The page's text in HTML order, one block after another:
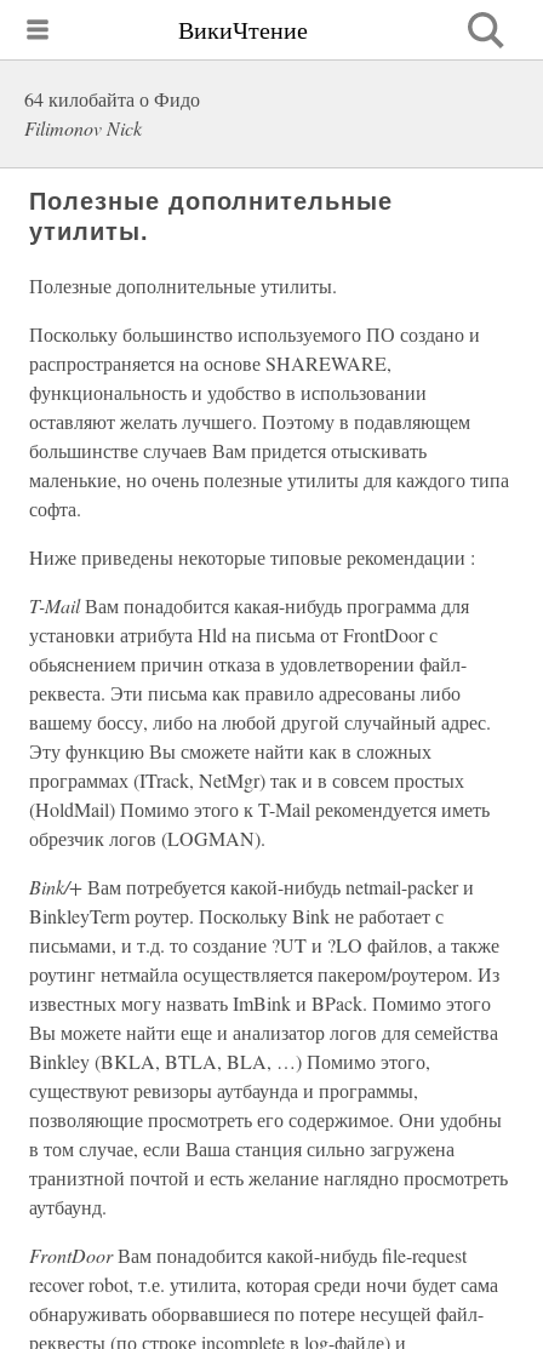
ВикиЧтение
64 килобайта о Фидо
Filimonov Nick
Полезные дополнительные
утилиты.
Полезные дополнительные утилиты.
Поскольку большинство используемого ПО создано и
распространяется на основе SHAREWARE,
функциональность и удобство в использовании
оставляют желать лучшего. Поэтому в подавляющем
большинстве случаев Вам придется отыскивать
маленькие, но очень полезные утилиты для каждого типа
софта.
Hиже приведены некоторые типовые рекомендации :
T-MailВам понадобится какая-нибудь программа для
установки атрибута Hld на письма от FrontDoor с
обьяснением причин отказа в удовлетворении файл-
реквеста. Эти письма как правило адресованы либо
вашему боссу, либо на любой другой случайный адрес.
Эту функцию Вы сможете найти как в сложных
программах (ITrack, NetMgr) так и в совсем простых
(HoldMail) Помимо этого к T-Mail рекомендуется иметь
обрезчик логов (LOGMAN).
Bink/+Вам потребуется какой-нибудь netmail-packer и
BinkleyTerm роутер. Поскольку Bink не работает с
письмами, и т.д. то создание ?UT и ?LO файлов, а также
роутинг нетмайла осуществляется пакером/роутером. Из
известных могу назвать ImBink и BPack. Помимо этого
Вы можете найти еще и анализатор логов для семейства
Binkley (BKLA, BTLA, BLA, …) Помимо этого,
существуют ревизоры аутбаунда и программы,
позволяющие просмотреть его содержимое. Они удобны
в том случае, если Ваша станция сильно загружена
транизтной почтой и есть желание наглядно просмотреть
аутбаунд.
FrontDoorВам понадобится какой-нибудь file-request
recover robot, т.е. утилита, которая среди ночи будет сама
обнаруживать оборвавшиеся по потере несущей файл-
реквесты (по строке incomplete в log-файле) и